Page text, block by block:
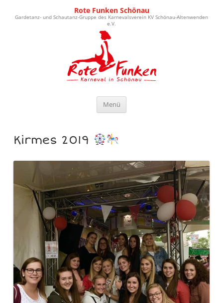
Rote Funken Schönau
Gardetanz- und Schautanz-Gruppe des Karnevalsverein KV Schönau-Altenwenden
e.V.
Menü
Kirmes 2019